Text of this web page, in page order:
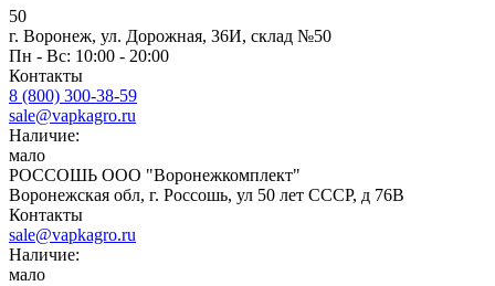
50
г. Воронеж, ул. Дорожная, 36И, склад №50
Пн - Вс: 10:00 - 20:00
Контакты
8 (800) 300-38-59
sale@vapkagro.ru
Наличие:
мало
РОССОШЬ ООО "Воронежкомплект"
Воронежская обл, г. Россошь, ул 50 лет СССР, д 76В
Контакты
sale@vapkagro.ru
Наличие:
мало